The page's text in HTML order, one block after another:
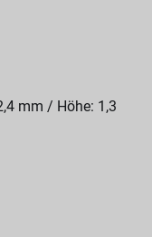
mm / Höhe: 1,3